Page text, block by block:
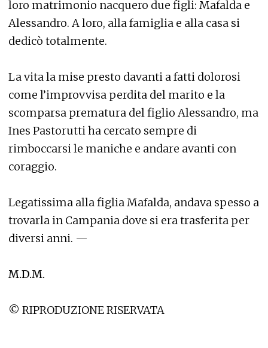
loro matrimonio nacquero due figli: Mafalda e
Alessandro. A loro, alla famiglia e alla casa si
dedicò totalmente.
La vita la mise presto davanti a fatti dolorosi
come l’improvvisa perdita del marito e la
scomparsa prematura del figlio Alessandro, ma
Ines Pastorutti ha cercato sempre di
rimboccarsi le maniche e andare avanti con
coraggio.
Legatissima alla figlia Mafalda, andava spesso a
trovarla in Campania dove si era trasferita per
diversi anni. —
M.D.M.
© RIPRODUZIONE RISERVATA